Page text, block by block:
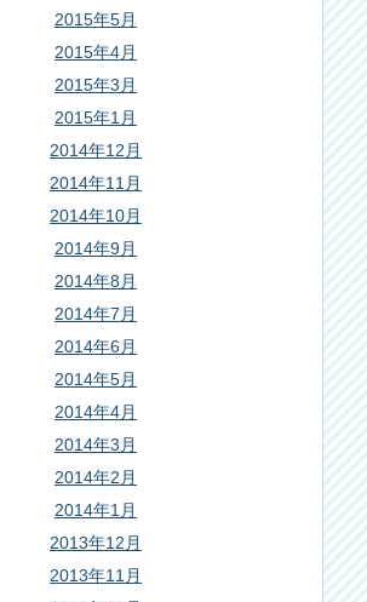
2015年5月
2015年4月
2015年3月
2015年1月
2014年12月
2014年11月
2014年10月
2014年9月
2014年8月
2014年7月
2014年6月
2014年5月
2014年4月
2014年3月
2014年2月
2014年1月
2013年12月
2013年11月